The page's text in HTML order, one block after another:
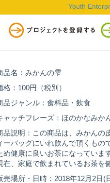
Youth
品名：みかんの雫
格：100円（税別）
品ジャンル：食料品・飲食
ャッチフレーズ：ほのかなみか
品説明：この商品は、みかんの
ーバッグにいれ飲んで頂くもの
め健康に良いお茶になっていま
在、家庭で飲まれているお茶を
売場所・日時：2018年12月2日